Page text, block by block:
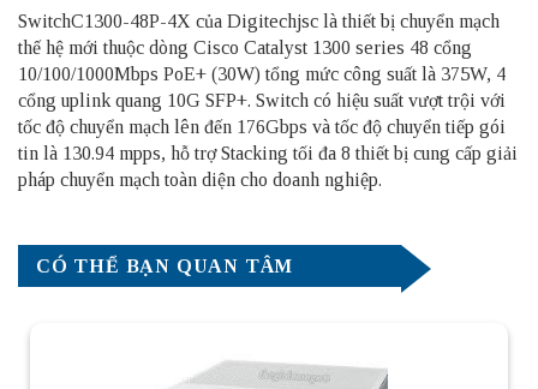
SwitchC1300-48P-4X của Digitechjsc là thiết bị chuyển mạch
thế hệ mới thuộc dòng Cisco Catalyst 1300 series 48 cổng
10/100/1000Mbps PoE+ (30W) tổng mức công suất là 375W, 4
cổng uplink quang 10G SFP+. Switch có hiệu suất vượt trội với
tốc độ chuyển mạch lên đến 176Gbps và tốc độ chuyển tiếp gói
tin là 130.94 mpps, hỗ trợ Stacking tối đa 8 thiết bị cung cấp giải
pháp chuyển mạch toàn diện cho doanh nghiệp.
CÓ THỂ BẠN QUAN TÂM